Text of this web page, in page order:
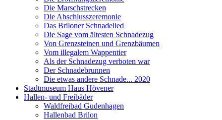
Die Marschstrecken
Die Abschlusszeremonie
Das Briloner Schnadelied
Die Sage vom ältesten Schnadezug
Von Grenzsteinen und Grenzbäumen
Vom illegalem Wappentier
Als der Schnadezug verboten war
Der Schnadebrunnen
Die etwas andere Schnade... 2020
Stadtmuseum Haus Hövener
Hallen- und Freibäder
Waldfreibad Gudenhagen
Hallenbad Brilon